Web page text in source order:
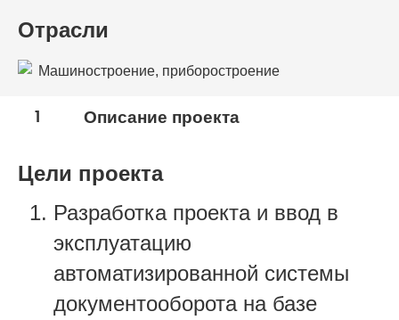
Отрасли
Машиностроение, приборостроение
1 Описание проекта
Цели проекта
Разработка проекта и ввод в
эксплуатацию
автоматизированной системы
документооборота на базе